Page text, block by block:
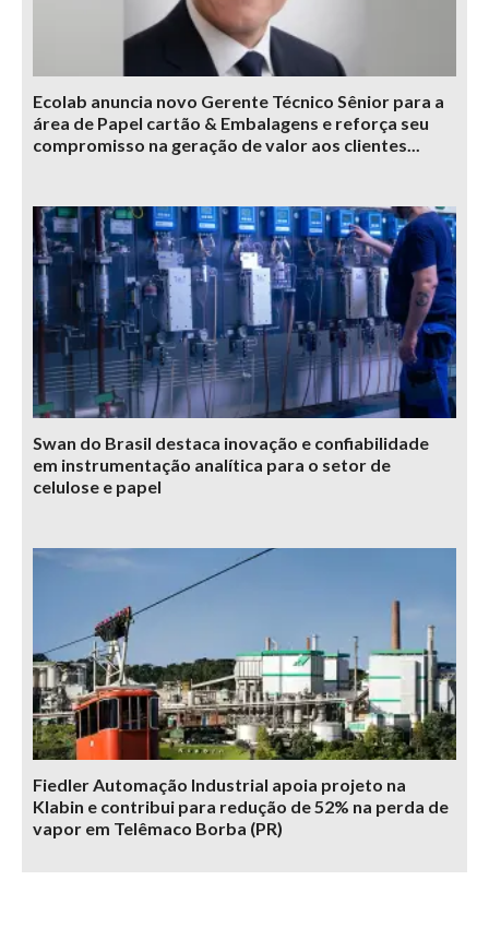
Ecolab anuncia novo Gerente Técnico Sênior para a
área de Papel cartão & Embalagens e reforça seu
compromisso na geração de valor aos clientes...
Swan do Brasil destaca inovação e confiabilidade
em instrumentação analítica para o setor de
celulose e papel
Fiedler Automação Industrial apoia projeto na
Klabin e contribui para redução de 52% na perda de
vapor em Telêmaco Borba (PR)